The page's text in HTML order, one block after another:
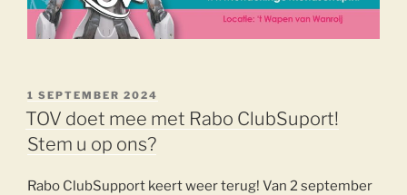
GEPLAATST
OP
1 SEPTEMBER 2024
TOV doet mee met Rabo ClubSuport!
Stem u op ons?
Rabo ClubSupport keert weer terug! Van 2 september